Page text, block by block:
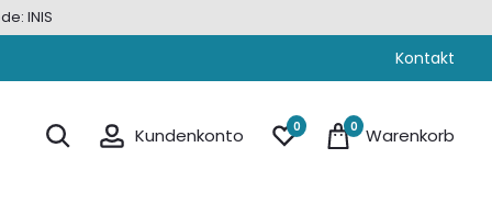
INIS
Kontakt
Kundenkonto 0 0 Warenkorb